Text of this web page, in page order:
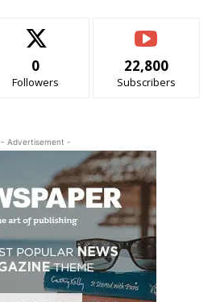
0
Followers
22,800
Subscribers
- Advertisement -